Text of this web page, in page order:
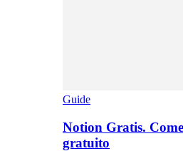
Guide
Notion Gratis.
gratuito